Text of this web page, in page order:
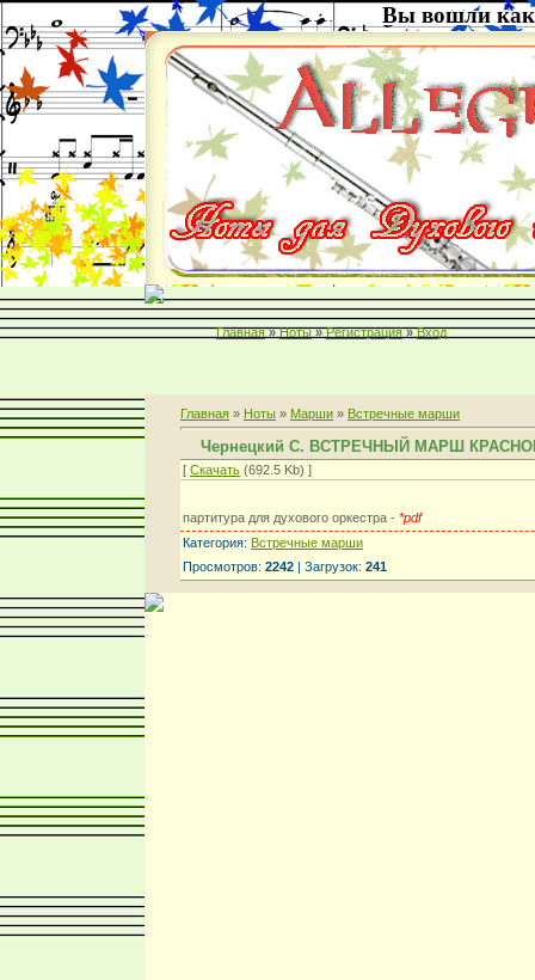
Вы вошли как
Главная » Ноты » Регистрация » Вход
Главная » Ноты » Марши » Встречные марши
Чернецкий С. ВСТРЕЧНЫЙ МАРШ
[ Скачать (692.5 Kb) ]
партитура для духового оркестра - *pdf
Категория: Встречные марши
Просмотров: 2242 | Загрузок: 241